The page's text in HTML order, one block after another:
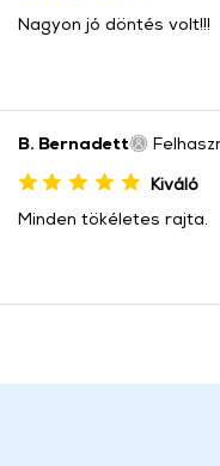
Nagyon jó döntés volt!!!
B. Bernadett
Kiváló
Minden tökéletes rajta.